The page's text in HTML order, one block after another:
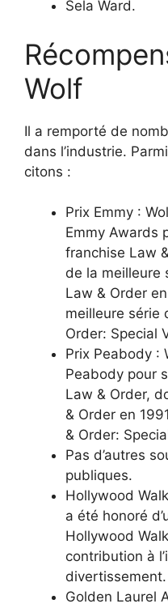
Sela Ward.
Wolf
Il a remporté de
dans l’industrie.
citons :
Prix Emmy :
Emmy Awards
franchise Law
de la meilleure
Law & Order
meilleure série
Order: Special
Prix Peabody :
Peabody pour
Law & Order,
& Order en
& Order:
Pas d’autres
publiques.
Hollywood
a été honoré
Hollywood
contribution à
divertissement.
Golden Laurel